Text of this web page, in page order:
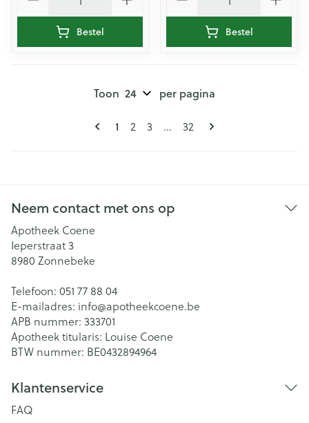
Bestel Bestel
Pagina's
U lees momenteel pagina
1 Pagina
2 Pagina
3 ... Pagina
32
Toon per pagina
Neem contact met ons op
Apotheek Coene
Ieperstraat 3
8980 Zonnebeke
Telefoon: 051 77 88 04
E-mailadres: info@apotheekcoene.be
APB nummer: 333701
Apotheek titularis: Louise Coene
BTW nummer: BE0432894964
Klantenservice
FAQ